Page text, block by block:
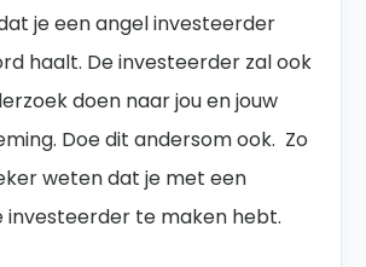
je een angel investeerder
haalt. De investeerder zal ook
doen naar jou en jouw
Doe dit andersom ook. Zo
weten dat je met een
investeerder te maken hebt.